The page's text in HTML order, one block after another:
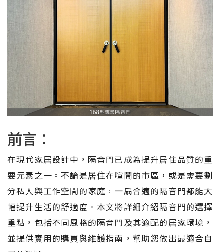
前言：
在現代家居設計中，隔音門已成為提升居住品質的重
要元素之一。不論是居住在喧鬧的市區，或是需要劃
分私人與工作空間的家庭，一扇合適的隔音門都能大
幅提升生活的舒適度。本文將詳細介紹隔音門的選擇
重點，包括不同風格的隔音門及其適配的居家環境，
並提供實用的購買與維護指南，幫助您做出最適合自